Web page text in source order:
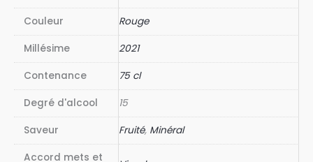
Couleur Rouge
Millésime 2021
Contenance 75 cl
Degré d'alcool 15
Saveur Fruité, Minéral
Accord mets et